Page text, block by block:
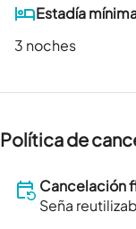
Estadía
3 noches
Política de
Cancelación
Seña